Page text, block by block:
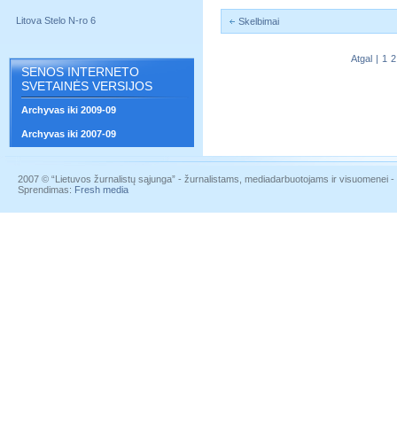
Litova Stelo N-ro 6
SENOS INTERNETO
SVETAINĖS VERSIJOS
Archyvas iki 2009-09
Archyvas iki 2007-09
Skelbimai
Atgal | 1 2
2007 © “Lietuvos žurnalistų sąjunga” - žurnalistams, mediadarbuotojams ir visuomenei
Sprendimas: Fresh media